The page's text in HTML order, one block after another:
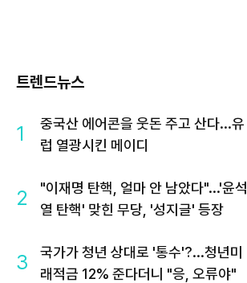
트렌드뉴스
1
중국산 에어콘을 웃돈 주고 산다...유
럽 열광시킨 메이디
2
"이재명 탄핵, 얼마 안 남았다"...'윤석
열 탄핵' 맞힌 무당, '성지글' 등장
3
국가가 청년 상대로 '통수'?...청년미
래적금 12% 준다더니 "응, 오류야"